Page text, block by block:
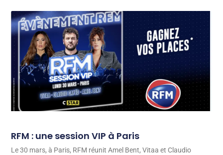
RFM : une session VIP à Paris
Le 30 mars, à Paris, RFM réunit Amel Bent, Vitaa et Claudio